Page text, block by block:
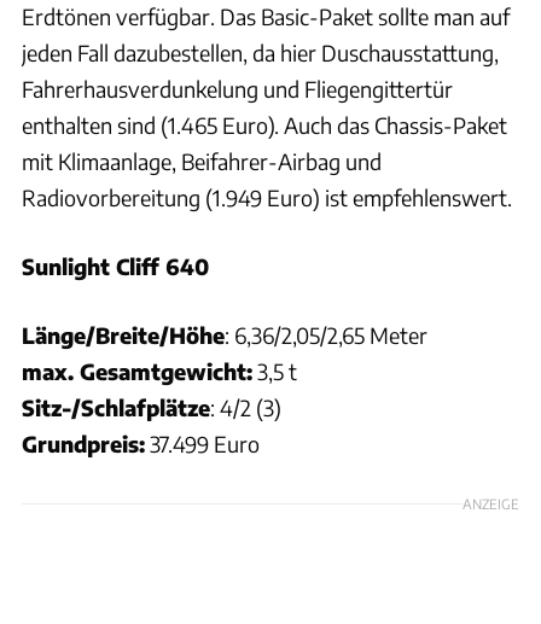
Erdtönen verfügbar. Das Basic-Paket sollte man auf
jeden Fall dazubestellen, da hier Duschausstattung,
Fahrerhausverdunkelung und Fliegengittertür
enthalten sind (1.465 Euro). Auch das Chassis-Paket
mit Klimaanlage, Beifahrer-Airbag und
Radiovorbereitung (1.949 Euro) ist empfehlenswert.
Sunlight Cliff 640
Länge/Breite/Höhe: 6,36/2,05/2,65 Meter
max. Gesamtgewicht:3,5 t
Sitz-/Schlafplätze: 4/2 (3)
Grundpreis:37.499 Euro
ANZEIGE